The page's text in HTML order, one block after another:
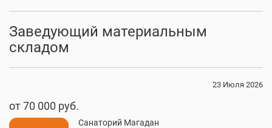
Заведующий материальным
складом
23 Июля 2026
от 70 000 руб.
Санаторий Магадан